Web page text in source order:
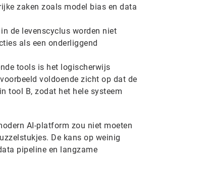
zaken zoals model bias en data
de levenscyclus worden niet
als een onderliggend
tools is het logischerwijs
voldoende zicht op dat de
tool B, zodat het hele systeem
AI-platform zou niet moeten
De kans op weinig
pipeline en langzame